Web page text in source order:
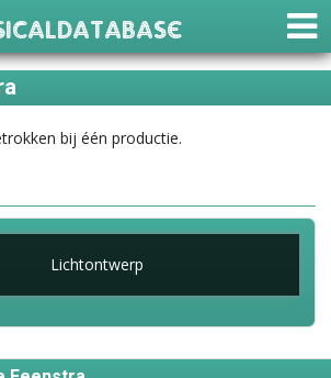
bij één productie.
Lichtontwerp